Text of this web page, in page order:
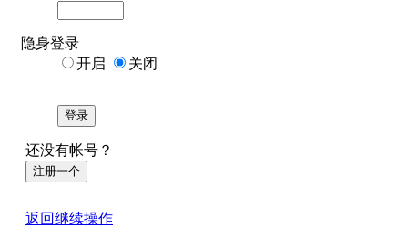
隐身登录
开启
关闭
登录
还没有帐号？
注册一个
返回继续操作